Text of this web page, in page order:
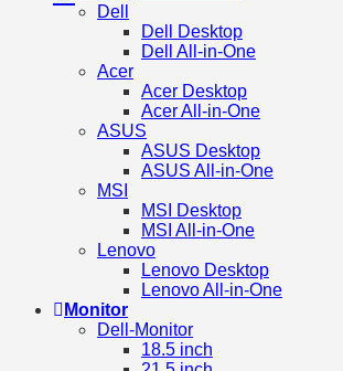
Dell
Dell Desktop
Dell All-in-One
Acer
Acer Desktop
Acer All-in-One
ASUS
ASUS Desktop
ASUS All-in-One
MSI
MSI Desktop
MSI All-in-One
Lenovo
Lenovo Desktop
Lenovo All-in-One
Monitor
Dell-Monitor
18.5 inch